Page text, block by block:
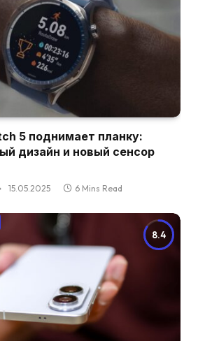
5 поднимает планку:
дизайн и новый сенсор
15.05.2025 6 Mins Read
8.4